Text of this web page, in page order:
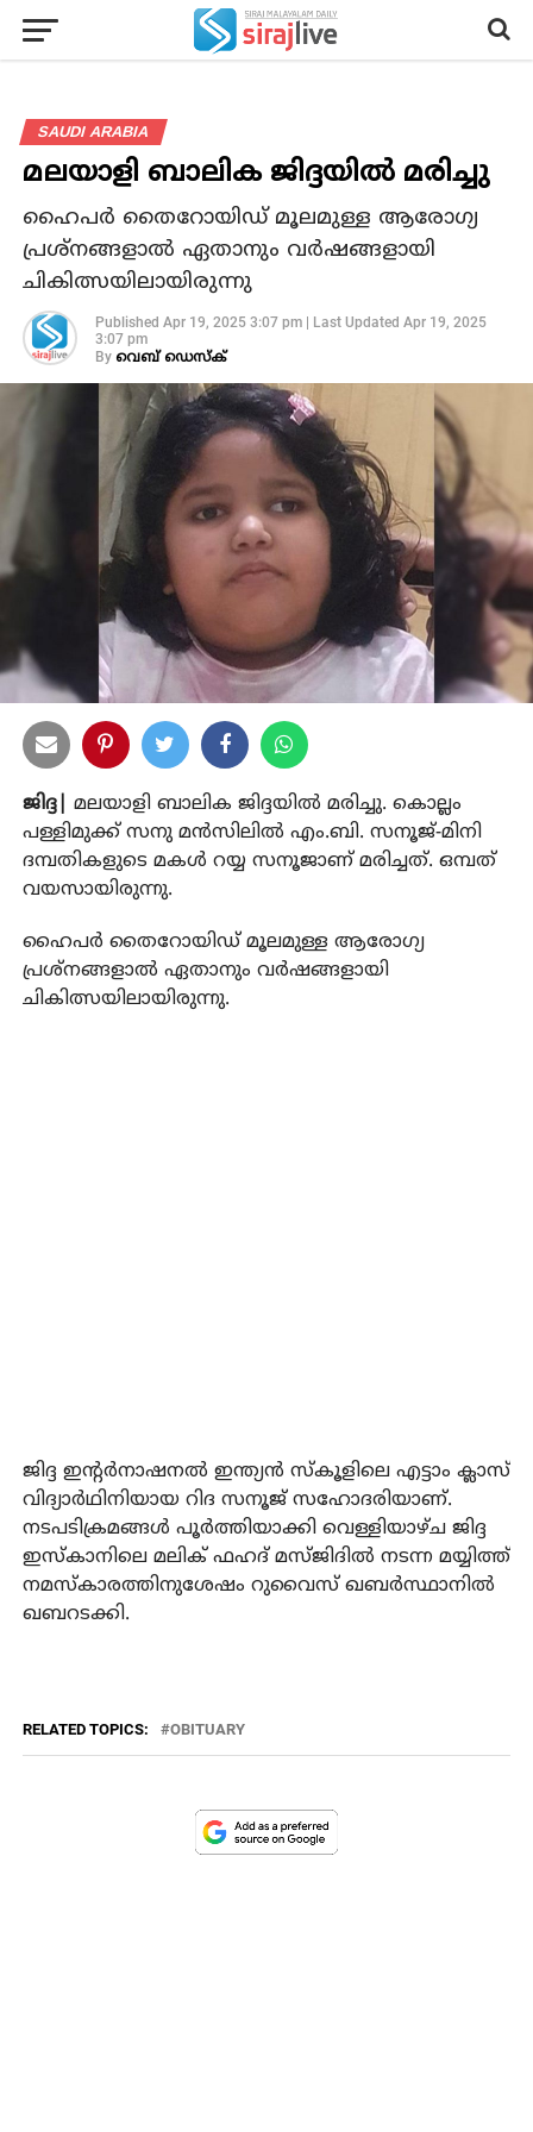
SAUDI ARABIA
മലയാളി ബാലിക ജിദ്ദയില്‍ മരിച്ചു
ഹൈപര്‍ തൈറോയിഡ് മൂലമുള്ള ആരോഗ്യ
പ്രശ്നങ്ങളാല്‍ ഏതാനും വര്‍ഷങ്ങളായി
ചികിത്സയിലായിരുന്നു
Published Apr 19, 2025 3:07 pm| Last Updated Apr 19, 2025
3:07 pm
By വെബ് ഡെസ്‌ക്
ജിദ്ദ| മലയാളി ബാലിക ജിദ്ദയില്‍ മരിച്ചു. കൊല്ലം
പള്ളിമുക്ക് സനു മന്‍സിലില്‍ എം.ബി. സനൂജ്-മിനി
ദമ്പതികളുടെ മകള്‍ റയ്യ സനൂജാണ് മരിച്ചത്. ഒമ്പത്
വയസായിരുന്നു.
ഹൈപര്‍ തൈറോയിഡ് മൂലമുള്ള ആരോഗ്യ
പ്രശ്നങ്ങളാല്‍ ഏതാനും വര്‍ഷങ്ങളായി
ചികിത്സയിലായിരുന്നു.
ജിദ്ദ ഇന്റര്‍നാഷനല്‍ ഇന്ത്യന്‍ സ്‌കൂളിലെ എട്ടാം ക്ലാസ്
വിദ്യാര്‍ഥിനിയായ റിദ സനൂജ് സഹോദരിയാണ്.
നടപടിക്രമങ്ങള്‍ പൂര്‍ത്തിയാക്കി വെള്ളിയാഴ്ച ജിദ്ദ
ഇസ്‌കാനിലെ മലിക് ഫഹദ് മസ്ജിദില്‍ നടന്ന മയ്യിത്ത്
നമസ്‌കാരത്തിനുശേഷം റുവൈസ് ഖബര്‍സ്ഥാനില്‍
ഖബറടക്കി.
RELATED TOPICS: OBITUARY